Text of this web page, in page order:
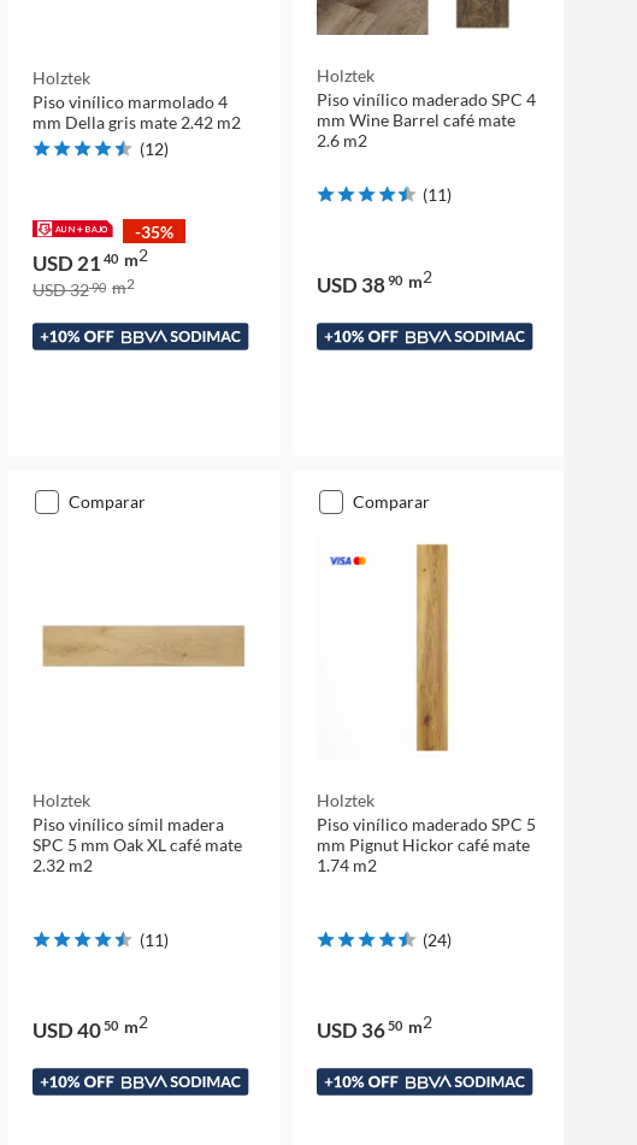
Holztek
Piso vinílico marmolado 4
mm Della gris mate 2.42 m2
(12)
-35%
USD 21 40 m2
USD 3290 m2
Holztek
Piso vinílico maderado SPC 4
mm Wine Barrel café mate
2.6 m2
(11)
USD 3890 m2
comparar
Holztek
Piso vinílico símil madera
SPC 5 mm Oak XL café mate
2.32 m2
(11)
USD 4050 m2
comparar
Holztek
Piso vinílico maderado SPC 5
mm Pignut Hickor café mate
1.74 m2
(24)
USD 3650 m2